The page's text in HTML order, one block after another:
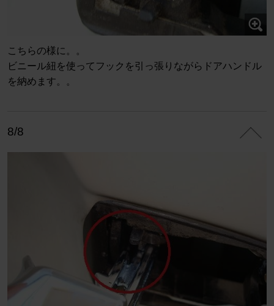
こちらの様に。。
ビニール紐を使ってフックを引っ張りながらドアハンドル
を納めます。。
8/8